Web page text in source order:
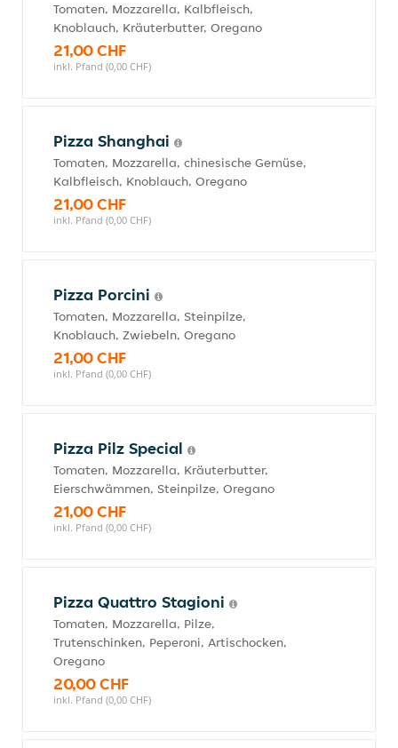
Tomaten, Mozzarella, Kalbfleisch,
Knoblauch, Kräuterbutter, Oregano
21,00 CHF
inkl. Pfand (0,00 CHF)
Pizza Shanghai
Tomaten, Mozzarella, chinesische Gemüse,
Kalbfleisch, Knoblauch, Oregano
21,00 CHF
inkl. Pfand (0,00 CHF)
Pizza Porcini
Tomaten, Mozzarella, Steinpilze,
Knoblauch, Zwiebeln, Oregano
21,00 CHF
inkl. Pfand (0,00 CHF)
Pizza Pilz Special
Tomaten, Mozzarella, Kräuterbutter,
Eierschwämmen, Steinpilze, Oregano
21,00 CHF
inkl. Pfand (0,00 CHF)
Pizza Quattro Stagioni
Tomaten, Mozzarella, Pilze,
Trutenschinken, Peperoni, Artischocken,
Oregano
20,00 CHF
inkl. Pfand (0,00 CHF)